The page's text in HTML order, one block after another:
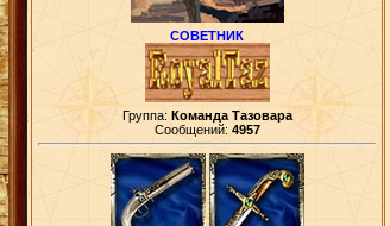
СОВЕТНИК
Группа: Команда Тазовара
Сообщений: 4957